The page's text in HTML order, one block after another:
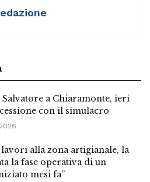
Salvatore a Chiaramonte, ieri
con il simulacro
alla zona artigianale, la
la fase operativa di un
mesi fa”